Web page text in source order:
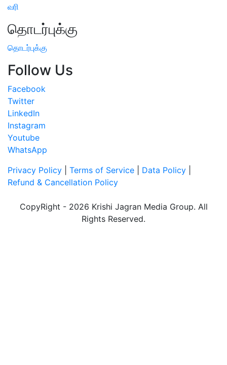
வரி
தொடர்புக்கு
தொடர்புக்கு
Follow Us
Facebook
Twitter
LinkedIn
Instagram
Youtube
WhatsApp
Privacy Policy
Terms of Service Data Policy
Refund & Cancellation Policy
CopyRight - 2026 Krishi Jagran Media Group. All
Rights Reserved.